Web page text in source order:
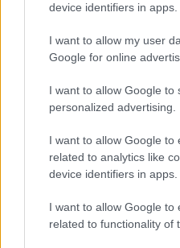
device identifiers in apps.
I want to allow my user
Google for online
I want to allow Google to
personalized advertising.
I want to allow Google to
related to analytics like
device identifiers in apps.
I want to allow Google to
related to functionality of